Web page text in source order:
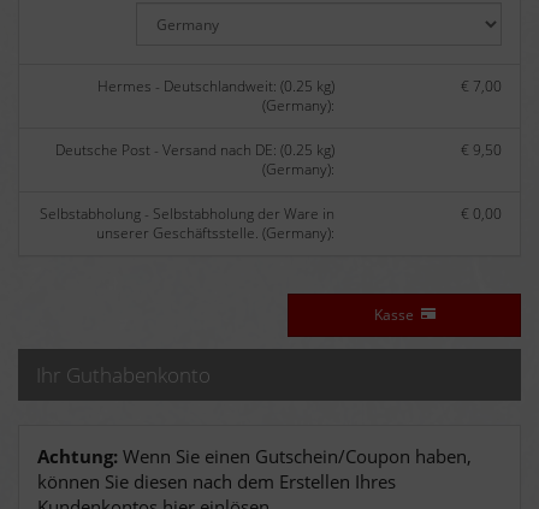
Hermes - Deutschlandweit: (0.25 kg)
(Germany):
€ 7,00
Deutsche Post - Versand nach DE: (0.25 kg)
(Germany):
€ 9,50
Selbstabholung - Selbstabholung der Ware in
unserer Geschäftsstelle. (Germany):
€ 0,00
Kasse
Ihr Guthabenkonto
Achtung: Wenn Sie einen Gutschein/Coupon haben,
können Sie diesen nach dem Erstellen Ihres